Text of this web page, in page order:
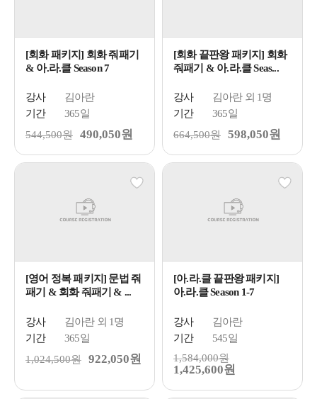
[회화 패키지] 회화 줘패기
& 아.라.클 Season 7
강사
김아란
기간
365일
544,500원
490,050원
[회화 끝판왕 패키지] 회화
줘패기 & 아.라.클 Seas...
강사
김아란 외 1명
기간
365일
664,500원
598,050원
[영어 정복 패키지] 문법 줘
패기 & 회화 줘패기 & ...
강사
김아란 외 1명
기간
365일
1,024,500원
922,050원
[아.라.클 끝판왕 패키지]
아.라.클 Season 1-7
강사
김아란
기간
545일
1,584,000원
1,425,600원